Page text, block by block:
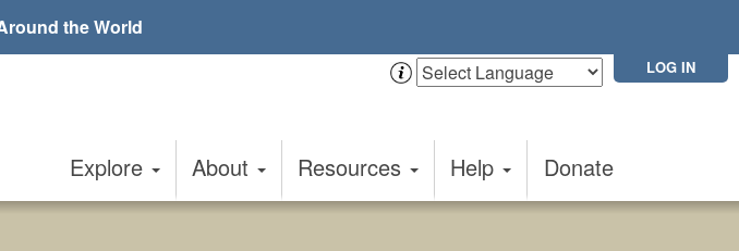
the World
LOG IN
Explore About Resources Help Donate